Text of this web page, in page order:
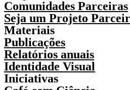
Comunidades Parceiras
Seja um Projeto
Materiais
Publicações
Relatórios anuais
Identidade Visual
Iniciativas